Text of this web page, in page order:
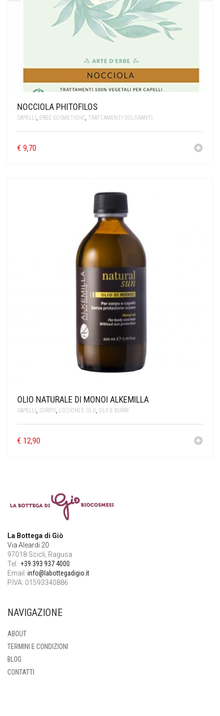
NOCCIOLA PHITOFILOS
CAPELLI , ERBE COSMETICHE, TRATTAMENTI COLORANTI
€ 9,70
OLIO NATURALE DI MONOI ALKEMILLA
CAPELLI , CORPO, LOZIONI E OLII , OLII E BURRI
€ 12,90
La Bottega di Giò
Via Aleardi 20
97018 Scicli, Ragusa
Tel.: +39 393 937 4000
Email: info@labottegadigio.it
P.IVA: 01593340886
NAVIGAZIONE
ABOUT
TERMINI E CONDIZIONI
BLOG
CONTATTI